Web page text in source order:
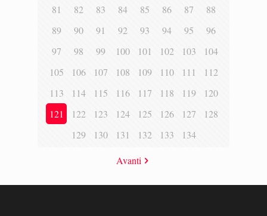
81
82 83 84 85 86 87
88
89
90 91 92 93 94 95
96
97
98 99 100 101 102 103
104
105
106 107 108 109 110 111
112
113
114 115 116 117 118 119
120
121
122 123 124 125 126 127
128
129
130 131 132 133 134
Avanti